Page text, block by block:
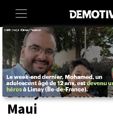
Accueil Entertainment Cinema
Vaiana, le
adapté en film
Dwayne
Maui